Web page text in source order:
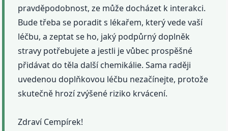
pravděpodobnost, ze může docházet k interakci.
Bude třeba se poradit s lékařem, který vede vaší
léčbu, a zeptat se ho, jaký podpůrný doplněk
stravy potřebujete a jestli je vůbec prospěšné
přidávat do těla další chemikálie. Sama raději
uvedenou doplňkovou léčbu nezačínejte, protože
skutečně hrozí zvýšené riziko krvácení.
Zdraví Cempírek!